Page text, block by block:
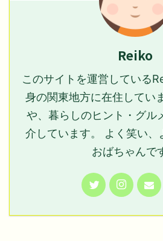
Reiko
このサイトを運営している
身の関東地方に在住してい
や、暮らしのヒント・グル
介しています。 よく笑い、
おばちゃんで